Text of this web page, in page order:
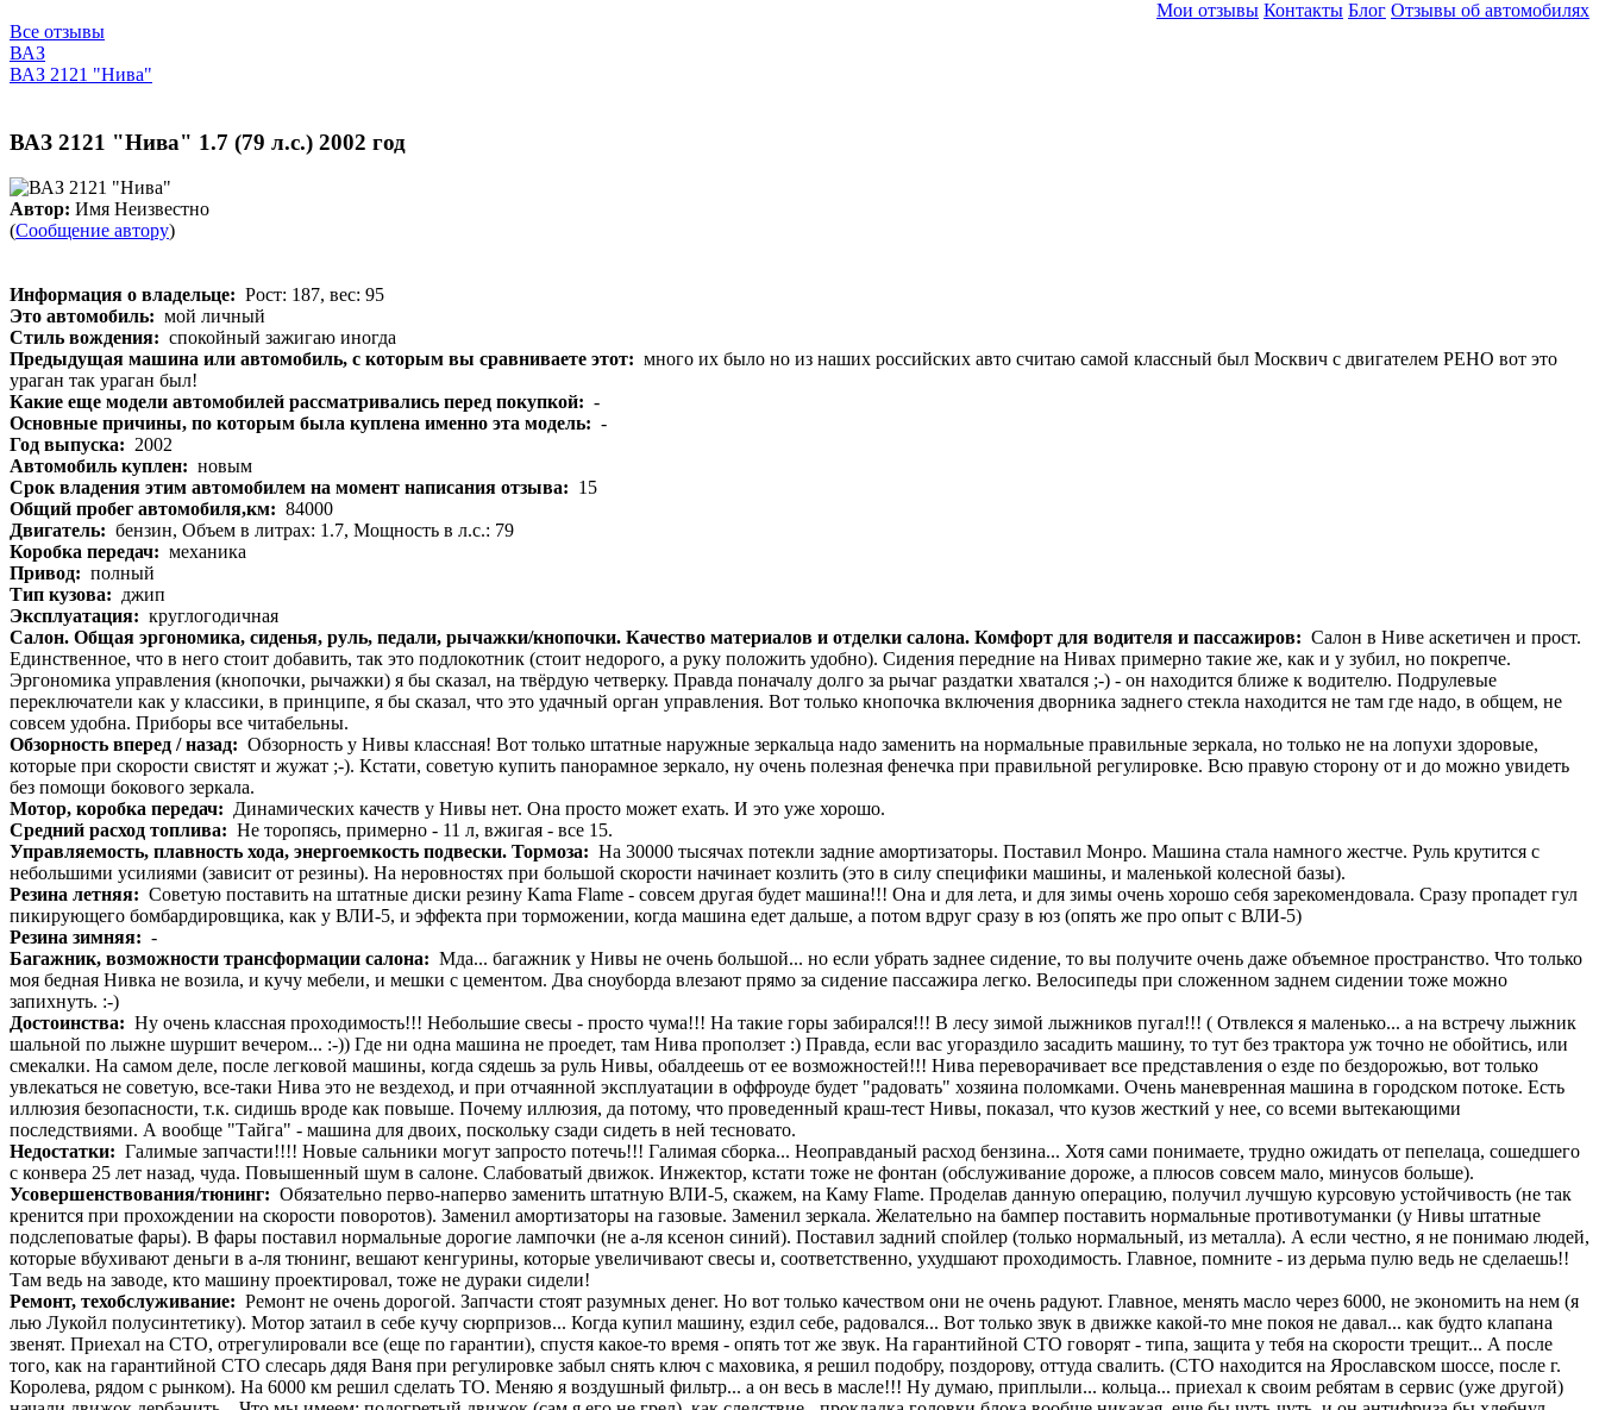
Мои отзывы Контакты Блог Отзывы об автомобилях
Все отзывы
ВАЗ
ВАЗ 2121 "Нива"
ВАЗ 2121 "Нива" 1.7 (79 л.с.) 2002 год
Автор: Имя Неизвестно
(Сообщение автору)
Информация о владельце: Рост: 187, вес: 95
Это автомобиль: мой личный
Стиль вождения: спокойный зажигаю иногда
Предыдущая машина или автомобиль, с которым вы сравниваете этот: много их было но из наших российских авто считаю самой классный был Москвич с двигателем РЕНО вот это
ураган так ураган был!
Какие еще модели автомобилей рассматривались перед покупкой: -
Основные причины, по которым была куплена именно эта модель: -
Год выпуска: 2002
Автомобиль куплен: новым
Срок владения этим автомобилем на момент написания отзыва: 15
Общий пробег автомобиля,км: 84000
Двигатель: бензин, Объем в литрах: 1.7, Мощность в л.с.: 79
Коробка передач: механика
Привод: полный
Тип кузова: джип
Эксплуатация: круглогодичная
Салон. Общая эргономика, сиденья, руль, педали, рычажки/кнопочки. Качество материалов и отделки салона. Комфорт для водителя и пассажиров: Салон в Ниве аскетичен и прост.
Единственное, что в него стоит добавить, так это подлокотник (стоит недорого, а руку положить удобно). Сидения передние на Нивах примерно такие же, как и у зубил, но покрепче.
Эргономика управления (кнопочки, рычажки) я бы сказал, на твёрдую четверку. Правда поначалу долго за рычаг раздатки хватался ;-) - он находится ближе к водителю. Подрулевые
переключатели как у классики, в принципе, я бы сказал, что это удачный орган управления. Вот только кнопочка включения дворника заднего стекла находится не там где надо, в общем, не
совсем удобна. Приборы все читабельны.
Обзорность вперед / назад: Обзорность у Нивы классная! Вот только штатные наружные зеркальца надо заменить на нормальные правильные зеркала, но только не на лопухи здоровые,
которые при скорости свистят и жужат ;-). Кстати, советую купить панорамное зеркало, ну очень полезная фенечка при правильной регулировке. Всю правую сторону от и до можно увидеть
без помощи бокового зеркала.
Мотор, коробка передач: Динамических качеств у Нивы нет. Она просто может ехать. И это уже хорошо.
Средний расход топлива: Не торопясь, примерно - 11 л, вжигая - все 15.
Управляемость, плавность хода, энергоемкость подвески. Тормоза: На 30000 тысячах потекли задние амортизаторы. Поставил Монро. Машина стала намного жестче. Руль крутится с
небольшими усилиями (зависит от резины). На неровностях при большой скорости начинает козлить (это в силу специфики машины, и маленькой колесной базы).
Резина летняя: Советую поставить на штатные диски резину Kama Flame - совсем другая будет машина!!! Она и для лета, и для зимы очень хорошо себя зарекомендовала. Сразу пропадет гул
пикирующего бомбардировщика, как у ВЛИ-5, и эффекта при торможении, когда машина едет дальше, а потом вдруг сразу в юз (опять же про опыт с ВЛИ-5)
Резина зимняя: -
Багажник, возможности трансформации салона: Мда... багажник у Нивы не очень большой... но если убрать заднее сидение, то вы получите очень даже объемное пространство. Что только
моя бедная Нивка не возила, и кучу мебели, и мешки с цементом. Два сноуборда влезают прямо за сидение пассажира легко. Велосипеды при сложенном заднем сидении тоже можно
запихнуть. :-)
Достоинства: Ну очень классная проходимость!!! Небольшие свесы - просто чума!!! На такие горы забирался!!! В лесу зимой лыжников пугал!!! ( Отвлекся я маленько... а на встречу лыжник
шальной по лыжне шуршит вечером... :-)) Где ни одна машина не проедет, там Нива проползет :) Правда, если вас угораздило засадить машину, то тут без трактора уж точно не обойтись, или
смекалки. На самом деле, после легковой машины, когда сядешь за руль Нивы, обалдеешь от ее возможностей!!! Нива переворачивает все представления о езде по бездорожью, вот только
увлекаться не советую, все-таки Нива это не вездеход, и при отчаянной эксплуатации в оффроуде будет "радовать" хозяина поломками. Очень маневренная машина в городском потоке. Есть
иллюзия безопасности, т.к. сидишь вроде как повыше. Почему иллюзия, да потому, что проведенный краш-тест Нивы, показал, что кузов жесткий у нее, со всеми вытекающими
последствиями. А вообще "Тайга" - машина для двоих, поскольку сзади сидеть в ней тесновато.
Недостатки: Галимые запчасти!!!! Новые сальники могут запросто потечь!!! Галимая сборка... Неоправданый расход бензина... Хотя сами понимаете, трудно ожидать от пепелаца, сошедшего
с конвера 25 лет назад, чуда. Повышенный шум в салоне. Слабоватый движок. Инжектор, кстати тоже не фонтан (обслуживание дороже, а плюсов совсем мало, минусов больше).
Усовершенствования/тюнинг: Обязательно перво-наперво заменить штатную ВЛИ-5, скажем, на Каму Flame. Проделав данную операцию, получил лучшую курсовую устойчивость (не так
кренится при прохождении на скорости поворотов). Заменил амортизаторы на газовые. Заменил зеркала. Желательно на бампер поставить нормальные противотуманки (у Нивы штатные
подслеповатые фары). В фары поставил нормальные дорогие лампочки (не а-ля ксенон синий). Поставил задний спойлер (только нормальный, из металла). А если честно, я не понимаю людей,
которые вбухивают деньги в а-ля тюнинг, вешают кенгурины, которые увеличивают свесы и, соответственно, ухудшают проходимость. Главное, помните - из дерьма пулю ведь не сделаешь!!
Там ведь на заводе, кто машину проектировал, тоже не дураки сидели!
Ремонт, техобслуживание: Ремонт не очень дорогой. Запчасти стоят разумных денег. Но вот только качеством они не очень радуют. Главное, менять масло через 6000, не экономить на нем (я
лью Лукойл полусинтетику). Мотор затаил в себе кучу сюрпризов... Когда купил машину, ездил себе, радовался... Вот только звук в движке какой-то мне покоя не давал... как будто клапана
звенят. Приехал на СТО, отрегулировали все (еще по гарантии), спустя какое-то время - опять тот же звук. На гарантийной СТО говорят - типа, защита у тебя на скорости трещит... А после
того, как на гарантийной СТО слесарь дядя Ваня при регулировке забыл снять ключ с маховика, я решил подобру, поздорову, оттуда свалить. (СТО находится на Ярославском шоссе, после г.
Королева, рядом с рынком). На 6000 км решил сделать ТО. Меняю я воздушный фильтр... а он весь в масле!!! Ну думаю, приплыли... кольца... приехал к своим ребятам в сервис (уже другой)